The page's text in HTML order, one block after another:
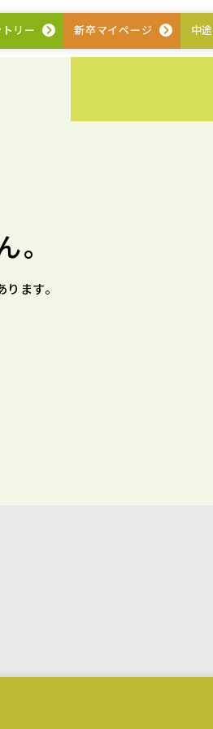
リー 新卒マイページ 中途
ます。